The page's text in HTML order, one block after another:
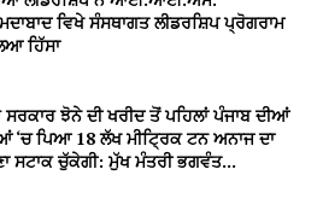
ਵਿਖੇ ਸੰਸਥਾਗਤ ਲੀਡਰਸ਼ਿਪ ਪ੍ਰੋਗਰਾਮ
ਹਿੱਸਾ
ਝੋਨੇ ਦੀ ਖਰੀਦ ਤੋਂ ਪਹਿਲਾਂ ਪੰਜਾਬ ਦੀਆਂ
‘ਚ ਪਿਆ 18 ਲੱਖ ਮੀਟ੍ਰਿਕ ਟਨ ਅਨਾਜ ਦਾ
ਸਟਾਕ ਚੁੱਕੇਗੀ: ਮੁੱਖ ਮੰਤਰੀ ਭਗਵੰਤ...